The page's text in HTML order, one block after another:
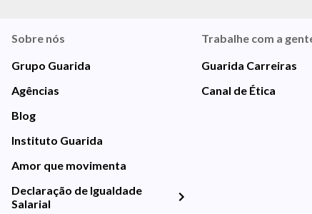
Sobre nós
Grupo Guarida
Agências
Blog
Instituto Guarida
Amor que movimenta
Declaração de Igualdade
Salarial
Trabalhe com a
Guarida Carreiras
Canal de Ética